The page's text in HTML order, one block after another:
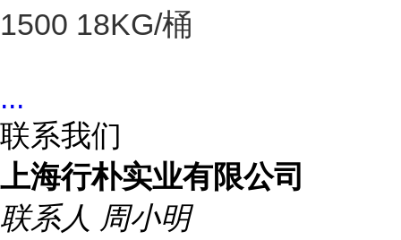
1500 18KG/桶
...
联系我们
上海行朴实业有限公司
联系人 周小明